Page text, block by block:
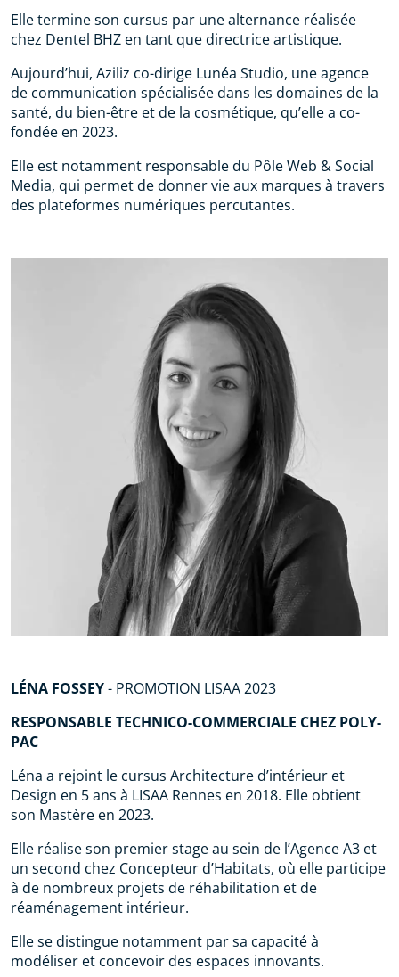
Elle termine son cursus par une alternance réalisée
chez Dentel BHZ en tant que directrice artistique.
Aujourd’hui, Aziliz co-dirige Lunéa Studio, une agence
de communication spécialisée dans les domaines de la
santé, du bien-être et de la cosmétique, qu’elle a co-
fondée en 2023.
Elle est notamment responsable du Pôle Web & Social
Media, qui permet de donner vie aux marques à travers
des plateformes numériques percutantes.
LÉNA FOSSEY- PROMOTION LISAA 2023
RESPONSABLE TECHNICO-COMMERCIALE CHEZ POLY-
PAC
Léna a rejoint le cursus Architecture d’intérieur et
Design en 5 ans à LISAA Rennes en 2018. Elle obtient
son Mastère en 2023.
Elle réalise son premier stage au sein de l’Agence A3 et
un second chez Concepteur d’Habitats, où elle participe
à de nombreux projets de réhabilitation et de
réaménagement intérieur.
Elle se distingue notamment par sa capacité à
modéliser et concevoir des espaces innovants.